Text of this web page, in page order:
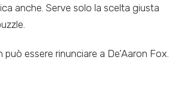
anche. Serve solo la scelta giusta
essere rinunciare a De’Aaron Fox.